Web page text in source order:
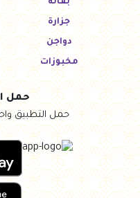
بقالة
جزارة
دواجن
مخبوزات
حمل
حمل التطبيق